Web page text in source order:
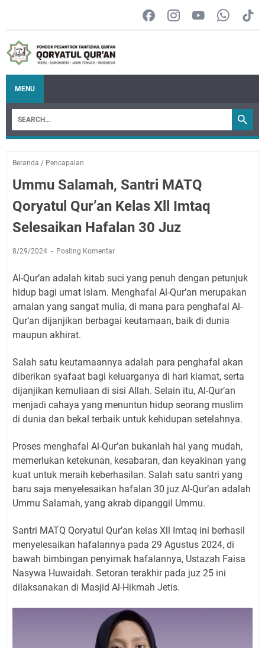
MENU
Beranda / Pencapaian
Ummu Salamah, Santri MATQ
Qoryatul Qur’an Kelas Xll Imtaq
Selesaikan Hafalan 30 Juz
8/29/2024 Posting Komentar
Al-Qur’an adalah kitab suci yang penuh dengan petunjuk
hidup bagi umat Islam. Menghafal Al-Qur’an merupakan
amalan yang sangat mulia, di mana para penghafal Al-
Qur’an dijanjikan berbagai keutamaan, baik di dunia
maupun akhirat.
Salah satu keutamaannya adalah para penghafal akan
diberikan syafaat bagi keluarganya di hari kiamat, serta
dijanjikan kemuliaan di sisi Allah. Selain itu, Al-Qur’an
menjadi cahaya yang menuntun hidup seorang muslim
di dunia dan bekal terbaik untuk kehidupan setelahnya.
Proses menghafal Al-Qur’an bukanlah hal yang mudah,
memerlukan ketekunan, kesabaran, dan keyakinan yang
kuat untuk meraih keberhasilan. Salah satu santri yang
baru saja menyelesaikan hafalan 30 juz Al-Qur’an adalah
Ummu Salamah, yang akrab dipanggil Ummu.
Santri MATQ Qoryatul Qur’an kelas Xll Imtaq ini berhasil
menyelesaikan hafalannya pada 29 Agustus 2024, di
bawah bimbingan penyimak hafalannya, Ustazah Faisa
Nasywa Huwaidah. Setoran terakhir pada juz 25 ini
dilaksanakan di Masjid Al-Hikmah Jetis.